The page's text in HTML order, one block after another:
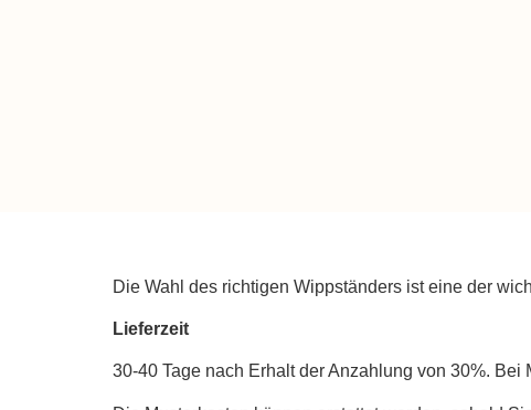
Die Wahl des richtigen Wippständers ist eine der
Lieferzeit
30-40 Tage nach Erhalt der Anzahlung von 30%. Bei